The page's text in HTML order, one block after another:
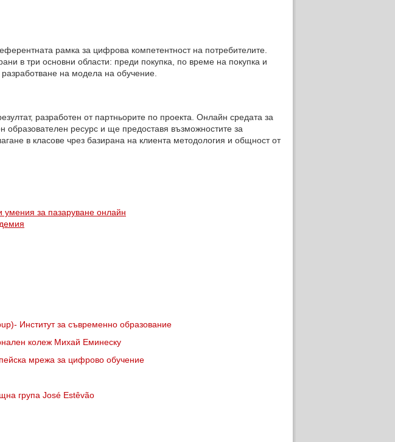
рамка за цифрова компетентност на потребителите.
в три основни области: преди покупка, по време на покупка и
на модела на обучение.
разработен от партньорите по проекта. Онлайн средата за
образователен ресурс и ще предоставя възможностите за
в класове чрез базирана на клиента методология и общност от
за пазаруване онлайн
Институт за съвременно образование
колеж Михай Еминеску
мрежа за цифрово обучение
група José Estêvão